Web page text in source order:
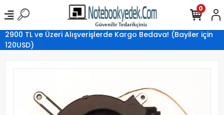
2900 TL ve Üzeri Alışverişlerde Kargo Bedava! (Bayiler için
120USD)
0